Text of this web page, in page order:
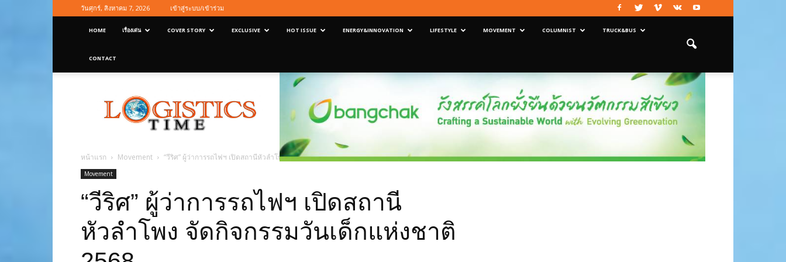
วันศุกร์, สิงหาคม 7, 2026 เข้าสู่ระบบ/เข้าร่วม
HOME เรื่องเด่น COVER STORY EXCLUSIVE HOT ISSUE ENERGY&INNOVATION LIFESTYLE MOVEMENT COLUMNIST TRUCK&BUS
CONTACT
Magazine
หน้าแรก Movement “วีริศ” ผู้ว่าการรถไฟฯ เปิดสถานีหัวลำโพง จัดกิจกรรมวันเด็กแห่งชาติ 2568
Movement
“วีริศ” ผู้ว่าการรถไฟฯ เปิดสถานี
หัวลำโพง จัดกิจกรรมวันเด็กแห่งชาติ